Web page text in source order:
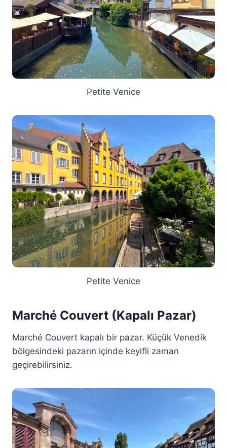
Petite Venice
Petite Venice
Marché Couvert (Kapalı Pazar)
Marché Couvert kapalı bir pazar. Küçük Venedik
bölgesindeki pazarın içinde keyifli zaman
geçirebilirsiniz.